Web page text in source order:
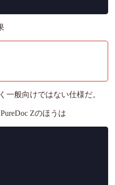
一般向けではない仕様だ。
Zのほうは